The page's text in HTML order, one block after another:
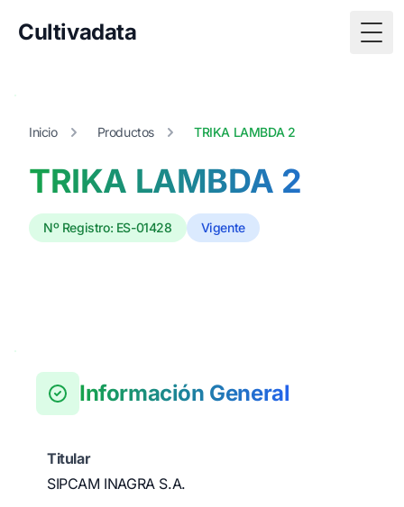
Cultivadata
Inicio Productos TRIKA LAMBDA 2
TRIKA LAMBDA 2
Nº Registro: ES-01428 Vigente
Información General
Titular
SIPCAM INAGRA S.A.